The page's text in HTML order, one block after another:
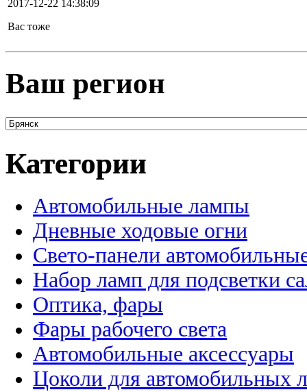
2017-12-22 14:38:09
Вас тоже
Ваш регион
Категории
Автомобильные лампы
Дневные ходовые огни
Свето-панели
Набор ламп для подсветки
Оптика, фары
Фары рабочего света
Автомобильные аксессуары
Цоколи для автомобильных